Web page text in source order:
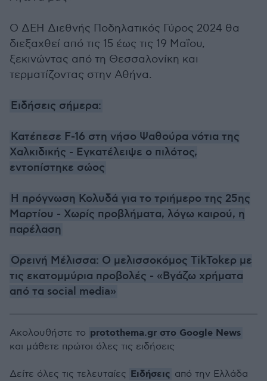
Ο ΔΕΗ Διεθνής Ποδηλατικός Γύρος 2024 θα
διεξαχθεί από τις 15 έως τις 19 Μαΐου,
ξεκινώντας από τη Θεσσαλονίκη και
τερματίζοντας στην Αθήνα.
Ειδήσεις σήμερα:
Κατέπεσε F-16 στη νήσο Ψαθούρα νότια της
Χαλκιδικής - Εγκατέλειψε ο πιλότος,
εντοπίστηκε σώος
Η πρόγνωση Κολυδά για το τριήμερο της 25ης
Μαρτίου - Χωρίς προβλήματα, λόγω καιρού, η
παρέλαση
Ορεινή Μέλισσα: Ο μελισσοκόμος TikTokερ με
τις εκατομμύρια προβολές - «Βγάζω χρήματα
από τα social media»
Ακολουθήστε το protothema.gr στο Google News
και μάθετε πρώτοι όλες τις ειδήσεις
Δείτε όλες τις τελευταίες Ειδήσεις από την Ελλάδα